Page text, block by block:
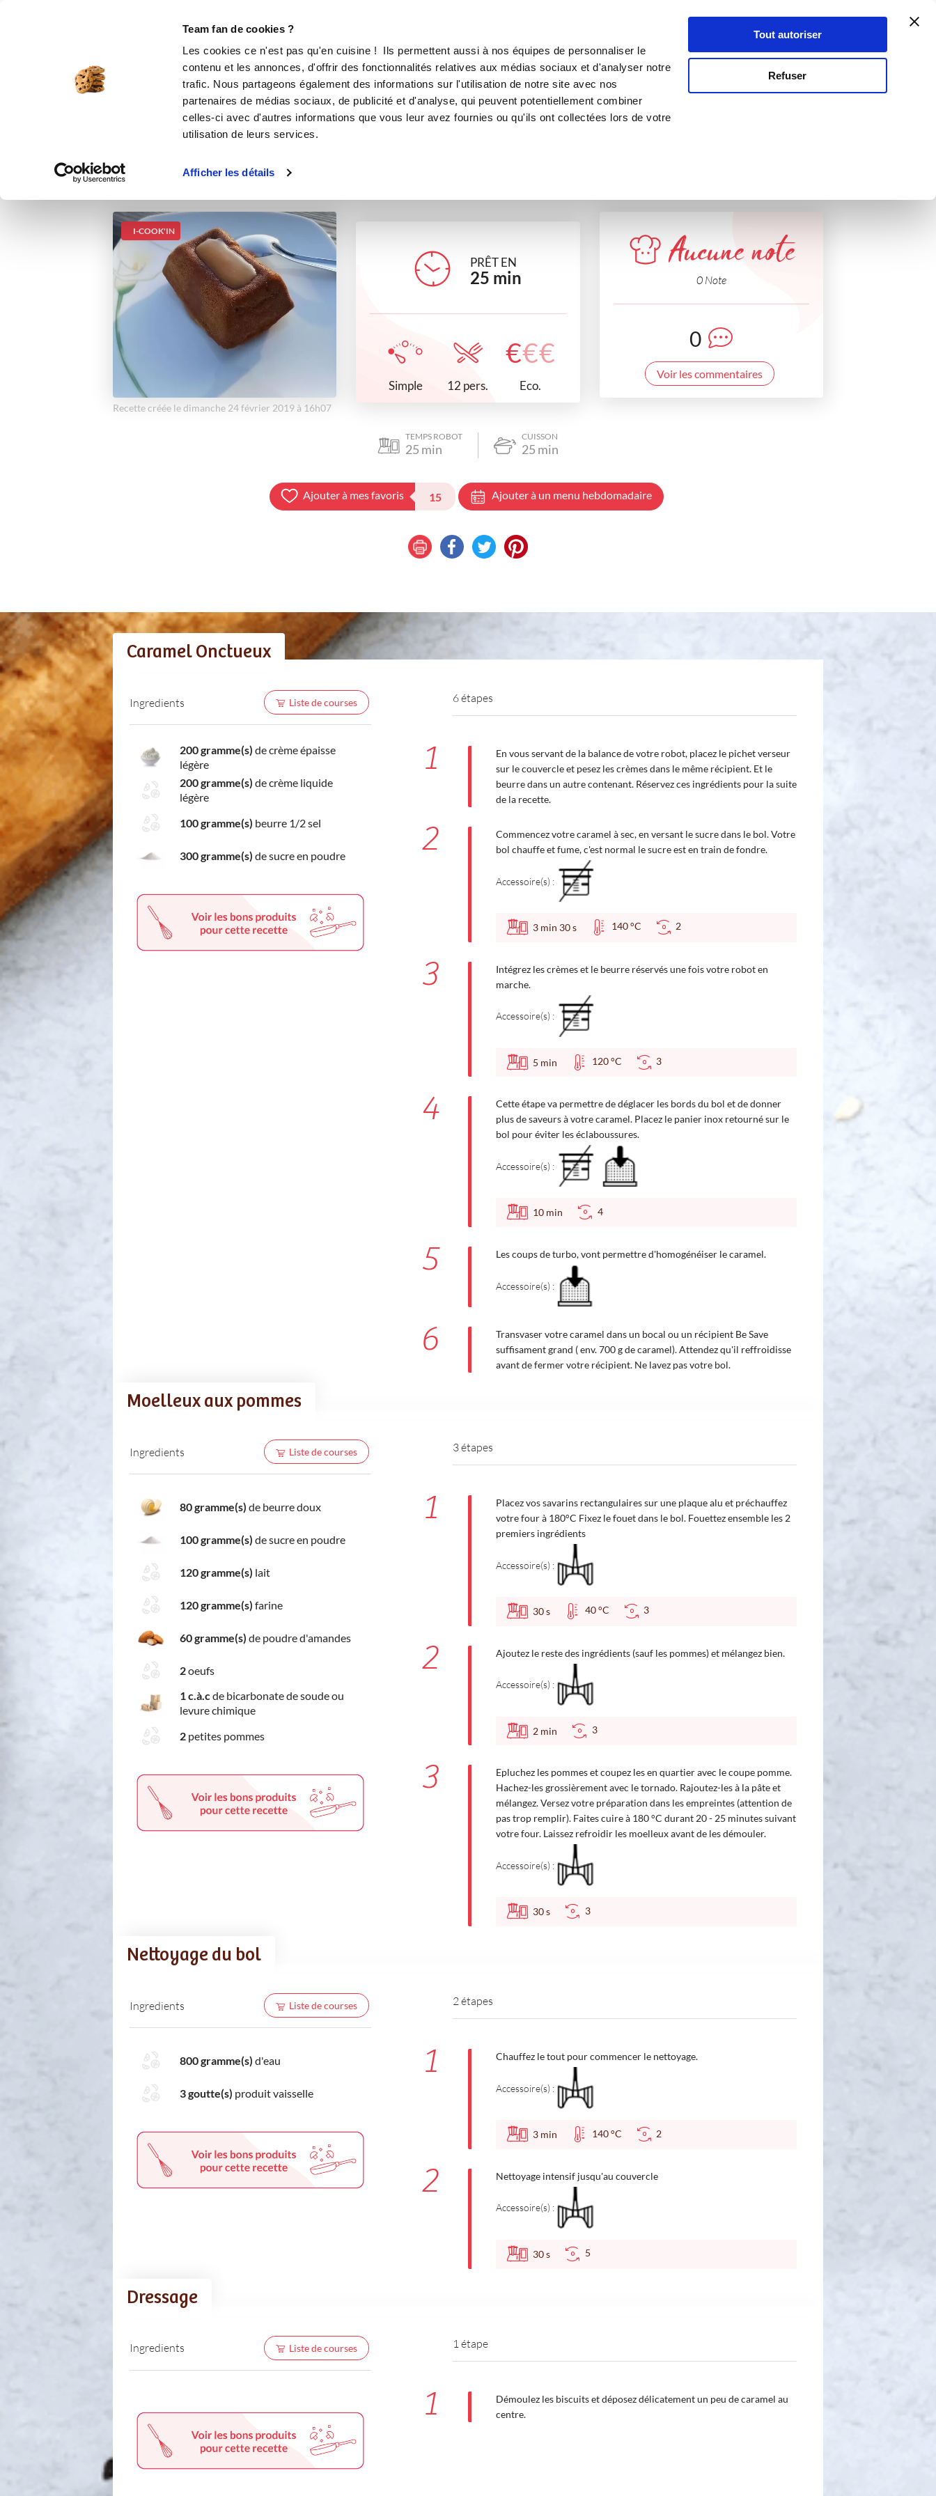
Team fan de cookies ?
Les cookies ce n'est pas qu'en cuisine ! Ils permettent aussi à nos équipes de personnaliser le
contenu et les annonces, d'offrir des fonctionnalités relatives aux médias sociaux et d'analyser notre
trafic. Nous partageons également des informations sur l'utilisation de notre site avec nos
partenaires de médias sociaux, de publicité et d'analyse, qui peuvent potentiellement combiner
celles-ci avec d'autres informations que vous leur avez fournies ou qu'ils ont collectées lors de votre
utilisation de leurs services.
Afficher les détails
Tout autoriser
Refuser
Se connecter
Moelleux aux pommes et son caramel onctueux
desserts Petits gourmands
I-COOK'IN
Recette créée le dimanche 24 février 2019 à 16h07
PRÊT EN
25 min
Simple 12 pers.
€€€
Eco.
Aucune note
0 Note
0
Voir les commentaires
TEMPS ROBOT
25 min
CUISSON
25 min
Ajouter à mes favoris 15 Ajouter à un menu hebdomadaire
Caramel Onctueux
Ingredients Liste de courses
200 gramme(s) de crème épaisse
légère
200 gramme(s) de crème liquide
légère
100 gramme(s) beurre 1/2 sel
300 gramme(s) de sucre en poudre
6 étapes
1
En vous servant de la balance de votre robot, placez le pichet verseur
sur le couvercle et pesez les crèmes dans le même récipient. Et le
beurre dans un autre contenant. Réservez ces ingrédients pour la suite
de la recette.
2
Commencez votre caramel à sec, en versant le sucre dans le bol. Votre
bol chauffe et fume, c'est normal le sucre est en train de fondre.
Accessoire(s) :
3 min 30s 140 °C 2
3
Intégrez les crèmes et le beurre réservés une fois votre robot en
marche.
Accessoire(s) :
5 min 120 °C 3
4
Cette étape va permettre de déglacer les bords du bol et de donner
plus de saveurs à votre caramel. Placez le panier inox retourné sur le
bol pour éviter les éclaboussures.
Accessoire(s) :
10 min 4
5 Les coups de turbo, vont permettre d'homogénéiser le caramel.
Accessoire(s) :
6
Transvaser votre caramel dans un bocal ou un récipient Be Save
suffisament grand ( env. 700 g de caramel). Attendez qu'il reffroidisse
avant de fermer votre récipient. Ne lavez pas votre bol.
Moelleux aux pommes
Ingredients Liste de courses
80 gramme(s) de beurre doux
100 gramme(s) de sucre en poudre
120 gramme(s) lait
120 gramme(s) farine
60 gramme(s) de poudre d'amandes
2oeufs
1 c.à.cde bicarbonate de soude ou
levure chimique
2 petites pommes
3 étapes
1
Placez vos savarins rectangulaires sur une plaque alu et préchauffez
votre four à 180°C Fixez le fouet dans le bol. Fouettez ensemble les 2
premiers ingrédients
Accessoire(s) :
30s 40 °C 3
2 Ajoutez le reste des ingrédients (sauf les pommes) et mélangez bien.
Accessoire(s) :
2 min 3
3
Epluchez les pommes et coupez les en quartier avec le coupe pomme.
Hachez-les grossièrement avec le tornado. Rajoutez-les à la pâte et
mélangez. Versez votre préparation dans les empreintes (attention de
pas trop remplir). Faites cuire à 180 °C durant 20 - 25 minutes suivant
votre four. Laissez refroidir les moelleux avant de les démouler.
Accessoire(s) :
30s 3
Nettoyage du bol
Ingredients Liste de courses
800 gramme(s) d'eau
3 goutte(s) produit vaisselle
2 étapes
1 Chauffez le tout pour commencer le nettoyage.
Accessoire(s) :
3 min 140 °C 2
2 Nettoyage intensif jusqu'au couvercle
Accessoire(s) :
30s 5
Dressage
Ingredients Liste de courses 1 étape
1
Démoulez les biscuits et déposez délicatement un peu de caramel au
centre.